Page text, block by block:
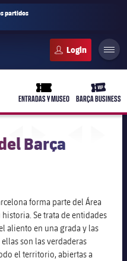
partidos
ticket-full
ENTRADAS Y MUSEO
ticket-
BARÇA BUSINESS
Barça
forma parte del Área
Se trata de entidades
aliento en una grada y las
son las verdaderas
el territorio, abiertas a